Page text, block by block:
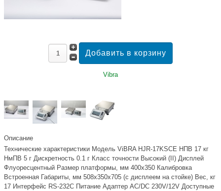
Vibra
Описание
Технические характеристики Модель ViBRA HJR-17KSCE НПВ 17 кг
НмПВ 5 г Дискретность 0.1 г Класс точности Высокий (II) Дисплей
Флуоресцентный Размер платформы, мм 400х350 Калибровка
Встроенная Габариты, мм 508х350х705 (с дисплеем на стойке) Вес, кг
17 Интерфейс RS-232C Питание Адаптер AC/DC 230V/12V Доступные